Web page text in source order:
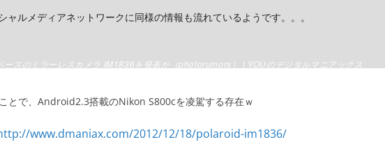
ャルメディアネットワークに同様の情報も流れているようです。。。
ースのミラーレスカメラ IM1836を発表か（photorumors） | YOUのデジタルマニアックス
とで、Android2.3搭載のNikon S800cを凌駕する存在ｗ